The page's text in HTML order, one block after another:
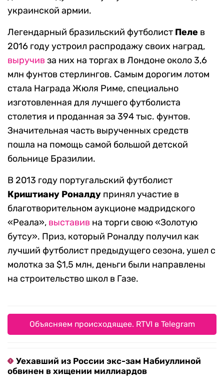
украинской армии.
Легендарный бразильский футболист Пеле в
2016 году устроил распродажу своих наград,
выручив за них на торгах в Лондоне около3,6
млн фунтов стерлингов. Самым дорогим лотом
стала Награда Жюля Риме, специально
изготовленная для лучшего футболиста
столетия и проданная за 394 тыс. фунтов.
Значительная часть вырученных средств
пошла на помощь самой большой детской
больнице Бразилии.
В 2013 году португальский футболист
Криштиану Роналду принял участие в
благотворительном аукционе мадридского
«Реала», выставив на торги свою «Золотую
бутсу». Приз, который Роналду получил как
лучший футболист предыдущего сезона, ушел с
молотка за $1,5 млн, деньги были направлены
на строительство школ в Газе.
Объясняем происходящее. RTVI в Telegram
Уехавший из России экс-зам Набиуллиной
обвинен в хищении миллиардов